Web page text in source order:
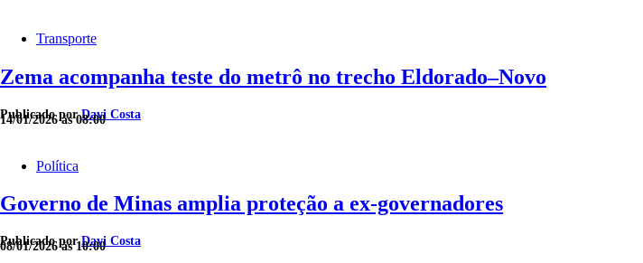
Transporte
Zema acompanha teste do metrô no trecho Eldorado–Novo
Publicado porDavi Costa
14/01/2026 às 08:00
Política
Governo de Minas amplia proteção a ex-governadores
Publicado porDavi Costa
08/01/2026 às 10:00